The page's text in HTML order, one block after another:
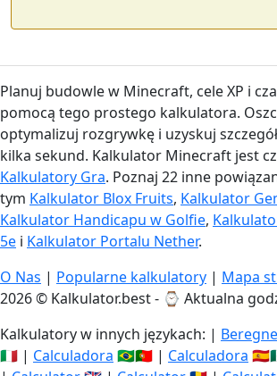
Planuj budowle w Minecraft, cele XP i
pomocą tego prostego kalkulatora.
optymalizuj rozgrywkę i uzyskuj
kilka sekund. Kalkulator Minecraft jest
Kalkulatory Gra. Poznaj 22 inne
tym Kalkulator Blox Fruits, Kalkulator
Kalkulator Handicapu w Golfie,
5e i Kalkulator Portalu Nether.
O Nas | Popularne kalkulatory | Mapa
2026 © Kalkulator.best - ⌚ Aktualna
Kalkulatory w innych językach: |
🇮🇹 | Calculadora 🇧🇷🇵🇹 | Calculadora